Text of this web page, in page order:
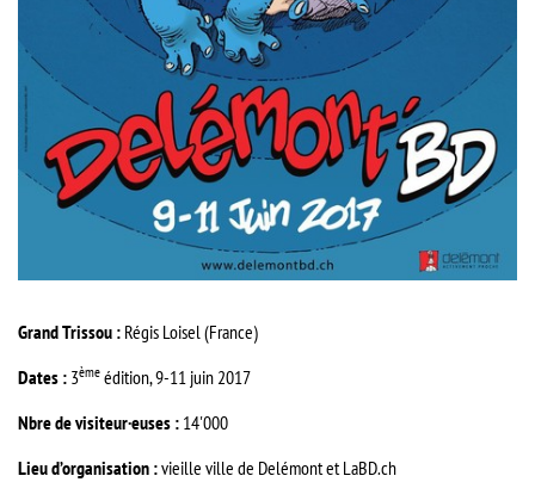
Grand Trissou : Régis Loisel (France)
Dates : 3ème édition, 9-11 juin 2017
Nbre de visiteur·euses : 14'000
Lieu d’organisation :vieille ville de Delémont et LaBD.ch